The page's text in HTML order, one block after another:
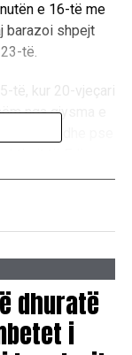
e 16-të me
barazoi shpejt
të.
të, kur 20-vjeçari
nga gjysma e
Klina, edhe pse
Genc Nuza
Betim
ndërsa trajneri
shenjë revolte.
por refuzuan
dhuratë
i